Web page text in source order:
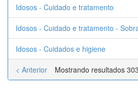
Idosos - Cuidado e tratamento
Idosos - Cuidado e tratamento -
Idosos - Cuidados e higiene
Mostrando resultados
< Anterior